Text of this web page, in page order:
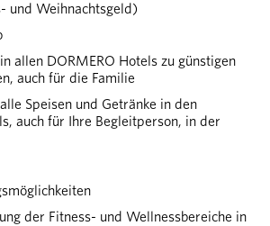
und Weihnachtsgeld)
allen DORMERO Hotels zu günstigen
auch für die Familie
Speisen und Getränke in den
auch für Ihre Begleitperson, in der
der Fitness- und Wellnessbereiche in